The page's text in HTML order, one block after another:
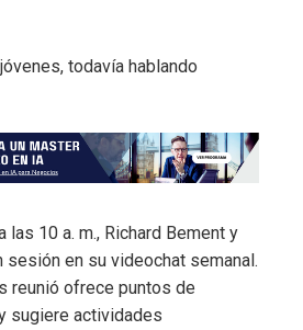
10 a. m., Richard Bement y
sesión en su videochat semanal.
reunió ofrece puntos de
sugiere actividades